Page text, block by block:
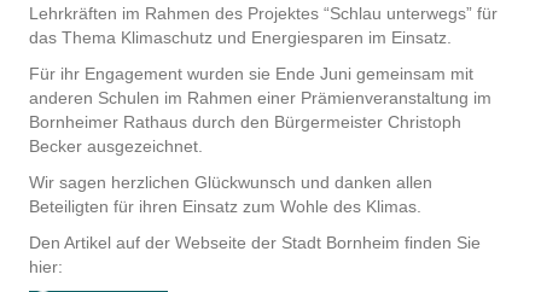
Lehrkräften im Rahmen des Projektes “Schlau unterwegs” für
das Thema Klimaschutz und Energiesparen im Einsatz.
Für ihr Engagement wurden sie Ende Juni gemeinsam mit
anderen Schulen im Rahmen einer Prämienveranstaltung im
Bornheimer Rathaus durch den Bürgermeister Christoph
Becker ausgezeichnet.
Wir sagen herzlichen Glückwunsch und danken allen
Beteiligten für ihren Einsatz zum Wohle des Klimas.
Den Artikel auf der Webseite der Stadt Bornheim finden Sie
hier: